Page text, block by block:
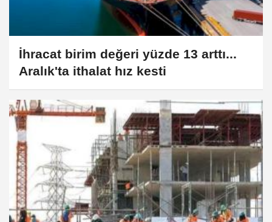
İhracat birim değeri yüzde 13 arttı...
Aralık'ta ithalat hız kesti